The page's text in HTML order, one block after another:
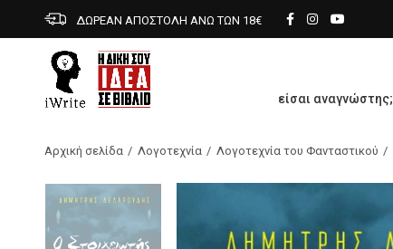
ΔΩΡΕΑΝ ΑΠΟΣΤΟΛΗ ΑΝΩ ΤΩΝ 18€
είσαι αναγνώστης;
Αρχική σελίδα Λογοτεχνία Λογοτεχνία του Φανταστικού